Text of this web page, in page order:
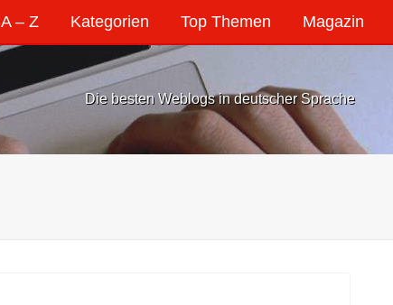
– Z Kategorien Top Themen Magazin
Die besten Weblogs in deutscher Sprache